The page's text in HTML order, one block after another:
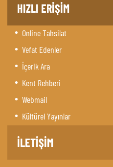
HIZLI ERİŞİM
Online Tahsilat
Vefat Edenler
İçerik Ara
Kent Rehberi
Webmail
Kültürel Yayınlar
İLETİŞİM